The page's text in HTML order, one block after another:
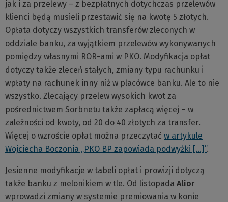
jak i za przelewy – z bezpłatnych dotychczas przelewów
klienci będą musieli przestawić się na kwotę 5 złotych.
Opłata dotyczy wszystkich transferów zleconych w
oddziale banku, za wyjątkiem przelewów wykonywanych
pomiędzy własnymi ROR-ami w PKO. Modyfikacja opłat
dotyczy także zleceń stałych, zmiany typu rachunku i
wpłaty na rachunek inny niż w placówce banku. Ale to nie
wszystko. Zlecający przelew wysokich kwot za
pośrednictwem Sorbnetu także zapłacą więcej – w
zależności od kwoty, od 20 do 40 złotych za transfer.
Więcej o wzroście opłat można przeczytać w artykule
Wojciecha Boczonia „PKO BP zapowiada podwyżki […]”.
Jesienne modyfikacje w tabeli opłat i prowizji dotyczą
także banku z melonikiem w tle. Od listopada Alior
wprowadzi zmiany w systemie premiowania w konie